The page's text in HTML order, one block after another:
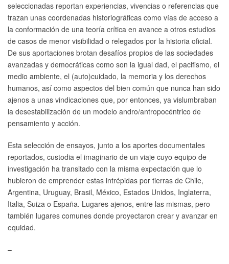
seleccionadas reportan experiencias, vivencias o referencias que
trazan unas coordenadas historiográficas como vías de acceso a
la conformación de una teoría crítica en avance a otros estudios
de casos de menor visibilidad o relegados por la historia oficial.
De sus aportaciones brotan desafíos propios de las sociedades
avanzadas y democráticas como son la igual dad, el pacifismo, el
medio ambiente, el (auto)cuidado, la memoria y los derechos
humanos, así como aspectos del bien común que nunca han sido
ajenos a unas vindicaciones que, por entonces, ya vislumbraban
la desestabilización de un modelo andro/antropocéntrico de
pensamiento y acción.
Esta selección de ensayos, junto a los aportes documentales
reportados, custodia el imaginario de un viaje cuyo equipo de
investigación ha transitado con la misma expectación que lo
hubieron de emprender estas intrépidas por tierras de Chile,
Argentina, Uruguay, Brasil, México, Estados Unidos, Inglaterra,
Italia, Suiza o España. Lugares ajenos, entre las mismas, pero
también lugares comunes donde proyectaron crear y avanzar en
equidad.
–